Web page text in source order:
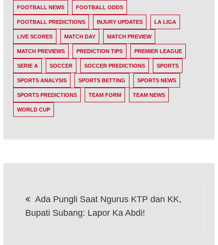
FOOTBALL NEWS FOOTBALL ODDS
FOOTBALL PREDICTIONS INJURY UPDATES LA LIGA
LIVE SCORES MATCH DAY MATCH PREVIEW
MATCH PREVIEWS PREDICTION TIPS PREMIER LEAGUE
SERIE A SOCCER SOCCER PREDICTIONS SPORTS
SPORTS ANALYSIS SPORTS BETTING SPORTS NEWS
SPORTS PREDICTIONS TEAM FORM TEAM NEWS
WORLD CUP
navigation
Ada Pungli Saat Ngurus KTP dan KK,
Bupati Subang: Lapor Ka Abdi!